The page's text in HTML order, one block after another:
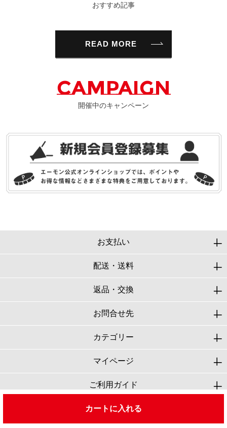
カートに入れる
おすすめ記事
READ MORE
CAMPAIGN
開催中のキャンペーン
お支払い
配送・送料
返品・交換
お問合せ先
カテゴリー
マイページ
ご利用ガイド
会社概要